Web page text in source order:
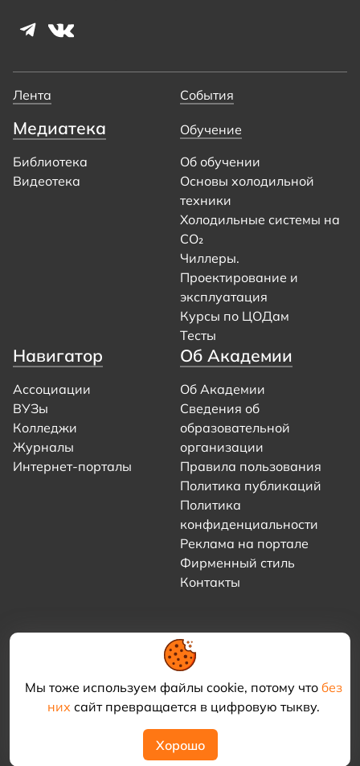
Мы тоже используем файлы cookie, потому что без
нихсайт превращается в цифровую тыкву.
Хорошо
Лента События
Медиатека
Библиотека
Видеотека
Обучение
Об обучении
Основы холодильной
техники
Холодильные системы на
CO₂
Чиллеры.
Проектирование и
эксплуатация
Курсы по ЦОДам
Тесты
Навигатор
Ассоциации
ВУЗы
Колледжи
Журналы
Интернет-порталы
Об Академии
Об Академии
Сведения об
образовательной
организации
Правила пользования
Политика публикаций
Политика
конфиденциальности
Реклама на портале
Фирменный стиль
Контакты
© 2021–2026 «Академия КриоФрост»